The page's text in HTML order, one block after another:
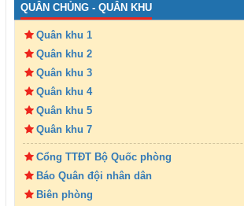
QUÂN CHỦNG - QUÂN KHU
Quân khu 1
Quân khu 2
Quân khu 3
Quân khu 4
Quân khu 5
Quân khu 7
Cổng TTĐT Bộ Quốc phòng
Báo Quân đội nhân dân
Biên phòng